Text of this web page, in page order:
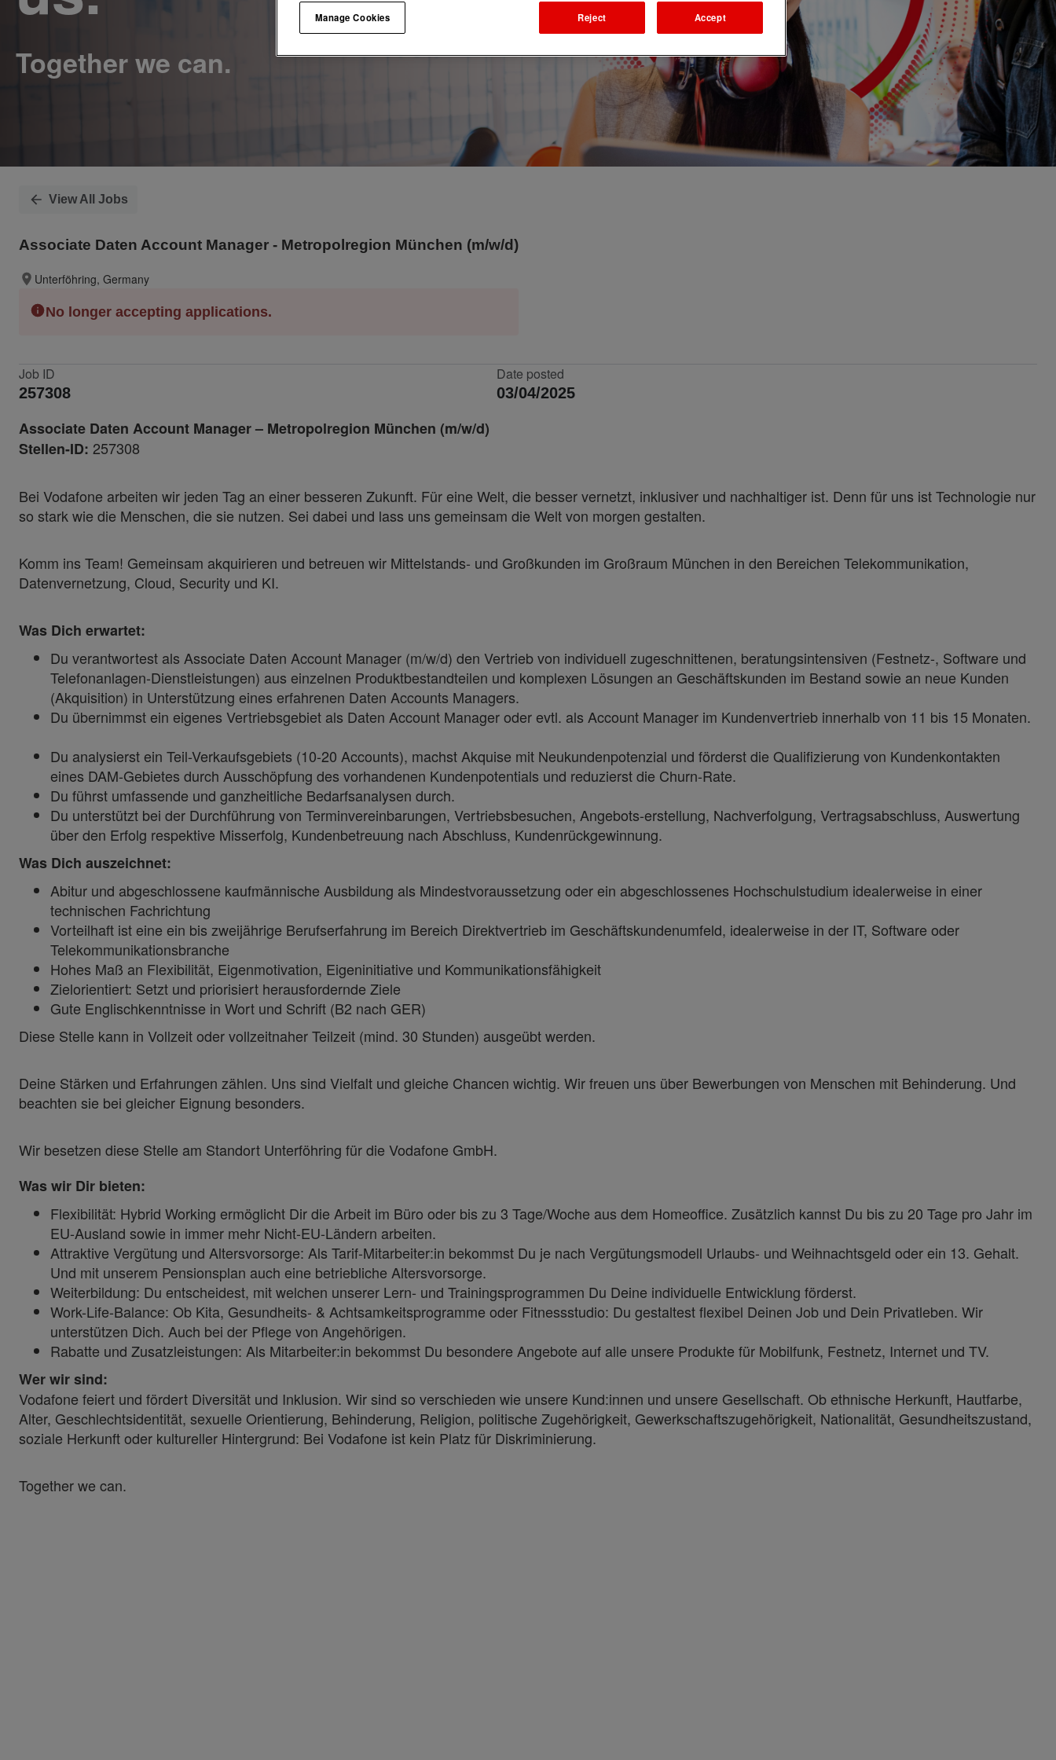
View All Jobs
Associate Daten Account Manager - Metropolregion München (m/w/d)
Unterföhring, Germany
No longer accepting applications.
Job ID
257308
Date posted
03/04/2025
Associate Daten Account Manager – Metropolregion München (m/w/d)
Stellen-ID: 257308
Bei Vodafone arbeiten wir jeden Tag an einer besseren Zukunft. Für eine Welt, die besser vernetzt, inklusiver und nachhaltiger ist. Denn für uns ist Technologie nur
so stark wie die Menschen, die sie nutzen. Sei dabei und lass uns gemeinsam die Welt von morgen gestalten.
Komm ins Team! Gemeinsam akquirieren und betreuen wir Mittelstands- und Großkunden im Großraum München in den Bereichen Telekommunikation,
Datenvernetzung, Cloud, Security und KI.
Was Dich erwartet:
Du verantwortest als Associate Daten Account Manager (m/w/d) den Vertrieb von individuell zugeschnittenen, beratungsintensiven (Festnetz-, Software und
Telefonanlagen-Dienstleistungen) aus einzelnen Produktbestandteilen und komplexen Lösungen an Geschäftskunden im Bestand sowie an neue Kunden
(Akquisition) in Unterstützung eines erfahrenen Daten Accounts Managers.
Du übernimmst ein eigenes Vertriebsgebiet als Daten Account Manager oder evtl. als Account Manager im Kundenvertrieb innerhalb von 11 bis 15 Monaten.
Du analysierst ein Teil-Verkaufsgebiets (10-20 Accounts), machst Akquise mit Neukundenpotenzial und förderst die Qualifizierung von Kundenkontakten
eines DAM-Gebietes durch Ausschöpfung des vorhandenen Kundenpotentials und reduzierst die Churn-Rate.
Du führst umfassende und ganzheitliche Bedarfsanalysen durch.
Du unterstützt bei der Durchführung von Terminvereinbarungen, Vertriebsbesuchen, Angebots-erstellung, Nachverfolgung, Vertragsabschluss, Auswertung
über den Erfolg respektive Misserfolg, Kundenbetreuung nach Abschluss, Kundenrückgewinnung.
Was Dich auszeichnet:
Abitur und abgeschlossene kaufmännische Ausbildung als Mindestvoraussetzung oder ein abgeschlossenes Hochschulstudium idealerweise in einer
technischen Fachrichtung
Vorteilhaft ist eine ein bis zweijährige Berufserfahrung im Bereich Direktvertrieb im Geschäftskundenumfeld, idealerweise in der IT, Software oder
Telekommunikationsbranche
Hohes Maß an Flexibilität, Eigenmotivation, Eigeninitiative und Kommunikationsfähigkeit
Zielorientiert: Setzt und priorisiert herausfordernde Ziele
Gute Englischkenntnisse in Wort und Schrift (B2 nach GER)
Diese Stelle kann in Vollzeit oder vollzeitnaher Teilzeit (mind. 30 Stunden) ausgeübt werden.
Deine Stärken und Erfahrungen zählen. Uns sind Vielfalt und gleiche Chancen wichtig. Wir freuen uns über Bewerbungen von Menschen mit Behinderung. Und
beachten sie bei gleicher Eignung besonders.
Wir besetzen diese Stelle am Standort Unterföhring für die Vodafone GmbH.
Was wir Dir bieten:
Flexibilität: Hybrid Working ermöglicht Dir die Arbeit im Büro oder bis zu 3 Tage/Woche aus dem Homeoffice. Zusätzlich kannst Du bis zu 20 Tage pro Jahr im
EU-Ausland sowie in immer mehr Nicht-EU-Ländern arbeiten.
Attraktive Vergütung und Altersvorsorge: Als Tarif-Mitarbeiter:in bekommst Du je nach Vergütungsmodell Urlaubs- und Weihnachtsgeld oder ein 13. Gehalt.
Und mit unserem Pensionsplan auch eine betriebliche Altersvorsorge.
Weiterbildung: Du entscheidest, mit welchen unserer Lern- und Trainingsprogrammen Du Deine individuelle Entwicklung förderst.
Work-Life-Balance: Ob Kita, Gesundheits- & Achtsamkeitsprogramme oder Fitnessstudio: Du gestaltest flexibel Deinen Job und Dein Privatleben. Wir
unterstützen Dich. Auch bei der Pflege von Angehörigen.
Rabatte und Zusatzleistungen: Als Mitarbeiter:in bekommst Du besondere Angebote auf alle unsere Produkte für Mobilfunk, Festnetz, Internet und TV.
Wer wir sind:
Vodafone feiert und fördert Diversität und Inklusion. Wir sind so verschieden wie unsere Kund:innen und unsere Gesellschaft. Ob ethnische Herkunft, Hautfarbe,
Alter, Geschlechtsidentität, sexuelle Orientierung, Behinderung, Religion, politische Zugehörigkeit, Gewerkschaftszugehörigkeit, Nationalität, Gesundheitszustand,
soziale Herkunft oder kultureller Hintergrund: Bei Vodafone ist kein Platz für Diskriminierung.
Together we can.
Manage Cookies Reject Accept